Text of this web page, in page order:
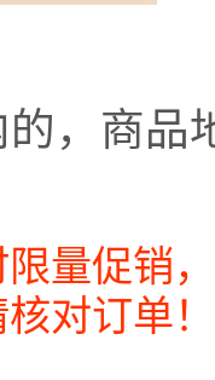
，商品
量促销
对订单！